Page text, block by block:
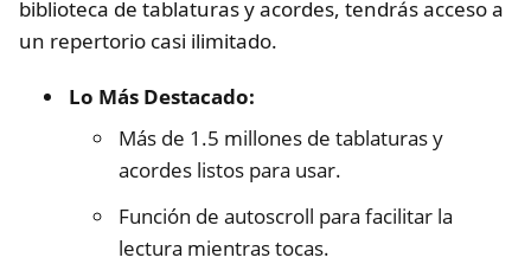
biblioteca de tablaturas y acordes, tendrás acceso a
un repertorio casi ilimitado.
Lo Más Destacado:
Más de 1.5 millones de tablaturas y
acordes listos para usar.
Función de autoscroll para facilitar la
lectura mientras tocas.